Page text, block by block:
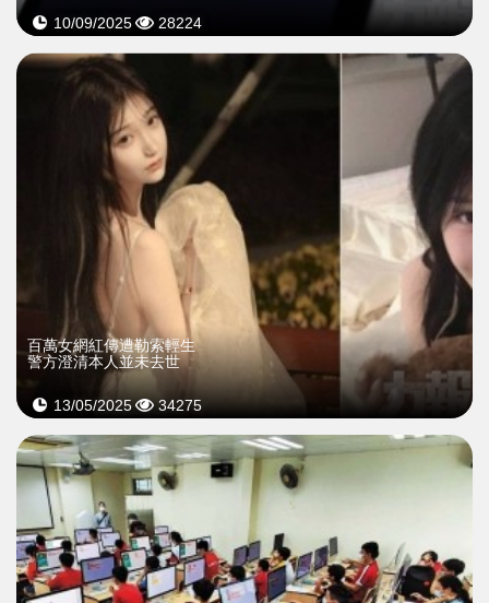
10/09/2025 28224
百萬女網紅傳遭勒索輕生
警方澄清本人並未去世
13/05/2025 34275